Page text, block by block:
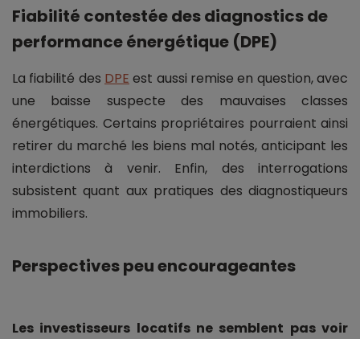
Fiabilité contestée des diagnostics de
performance énergétique (DPE)
La fiabilité des DPE est aussi remise en question, avec
une baisse suspecte des mauvaises classes
énergétiques. Certains propriétaires pourraient ainsi
retirer du marché les biens mal notés, anticipant les
interdictions à venir. Enfin, des interrogations
subsistent quant aux pratiques des diagnostiqueurs
immobiliers.
Perspectives peu encourageantes
Les investisseurs locatifs ne semblent pas voir